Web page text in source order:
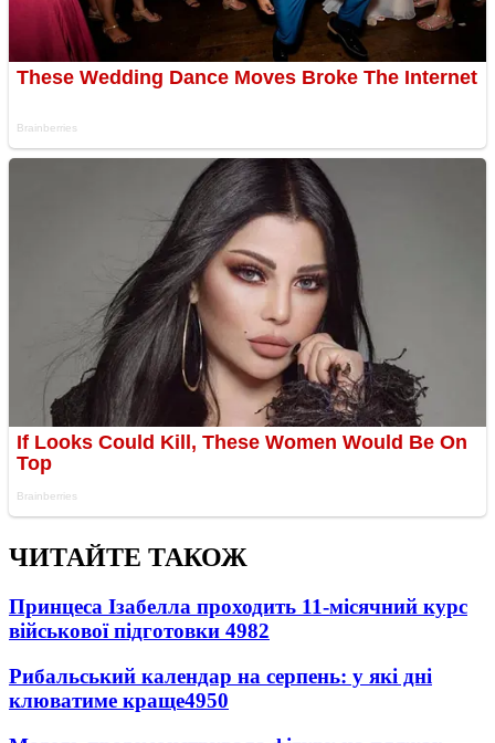
ЧИТАЙТЕ ТАКОЖ
Принцеса Ізабелла проходить 11-місячний курс
військової підготовки 4982
Рибальський календар на серпень: у які дні
клюватиме краще4950